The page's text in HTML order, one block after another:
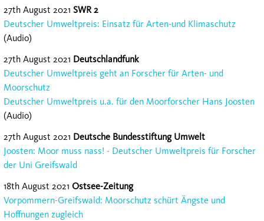
27th August 2021 SWR 2
Deutscher Umweltpreis: Einsatz für Arten-und Klimaschutz
(Audio)
27th August 2021 Deutschlandfunk
Deutscher Umweltpreis geht an Forscher für Arten- und
Moorschutz
Deutscher Umweltpreis u.a. für den Moorforscher Hans Joosten
(Audio)
27th August 2021 Deutsche Bundesstiftung Umwelt
Joosten: Moor muss nass! - Deutscher Umweltpreis für Forscher
der Uni Greifswald
18th August 2021 Ostsee-Zeitung
Vorpommern-Greifswald: Moorschutz schürt Ängste und
Hoffnungen zugleich